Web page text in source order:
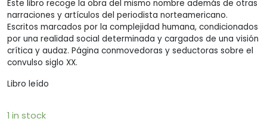
Este libro recoge la obra del mismo nombre además de otras
narraciones y artículos del periodista norteamericano.
Escritos marcados por la complejidad humana, condicionados
por una realidad social determinada y cargados de una visión
crítica y audaz. Página conmovedoras y seductoras sobre el
convulso siglo XX.
Libro leído
1 in stock